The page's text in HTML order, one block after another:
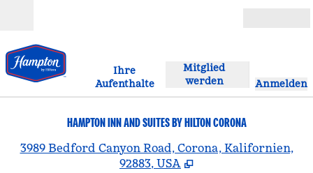
Ihre
Aufenthalte
Mitglied
werden
Anmelden
HAMPTON INN AND SUITES BY HILTON CORONA
3989 Bedford Canyon Road, Corona, Kalifornien,
92883, USA